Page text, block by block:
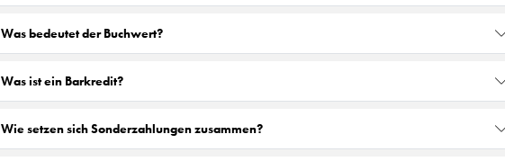
Was bedeutet der Buchwert?
Was ist ein Barkredit?
Wie setzen sich Sonderzahlungen zusammen?